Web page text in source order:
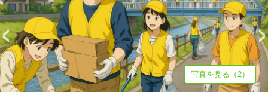
写真を見る（2）